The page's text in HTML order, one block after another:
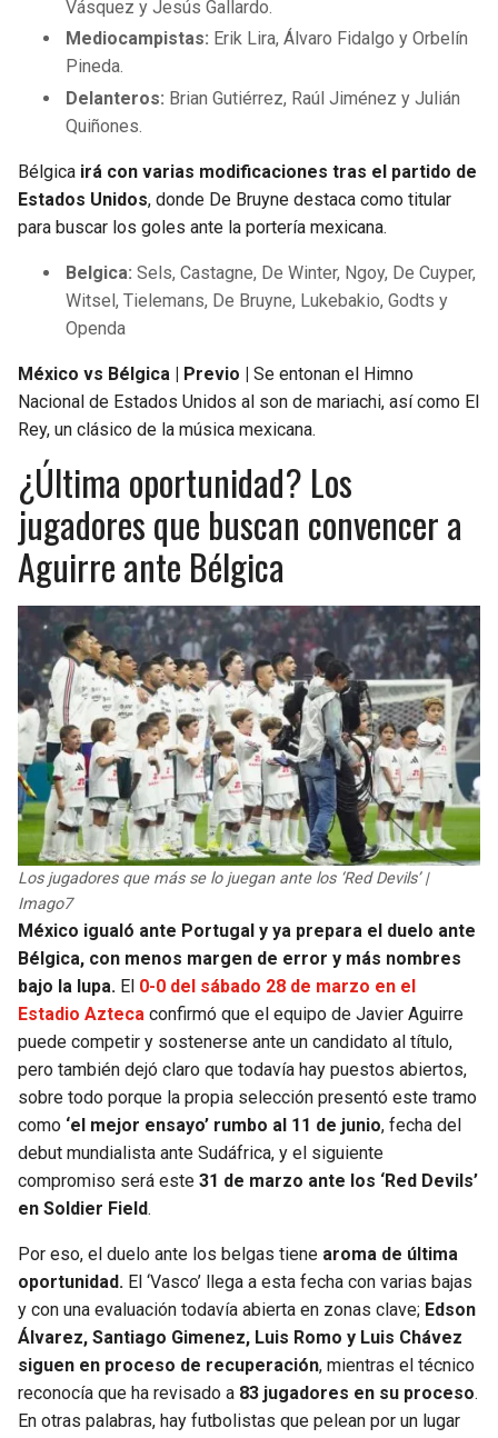
Vásquez y Jesús Gallardo.
Mediocampistas: Erik Lira, Álvaro Fidalgo y Orbelín
Pineda.
Delanteros: Brian Gutiérrez, Raúl Jiménez y Julián
Quiñones.
Bélgica irá con varias modificaciones tras el partido de
Estados Unidos, donde De Bruyne destaca como titular
para buscar los goles ante la portería mexicana.
Belgica: Sels, Castagne, De Winter, Ngoy, De Cuyper,
Witsel, Tielemans, De Bruyne, Lukebakio, Godts y
Openda
México vs Bélgica | Previo | Se entonan el Himno
Nacional de Estados Unidos al son de mariachi, así como El
Rey, un clásico de la música mexicana.
¿Última oportunidad? Los
jugadores que buscan convencer a
Aguirre ante Bélgica
Los jugadores que más se lo juegan ante los ‘Red Devils’ |
Imago7
México igualó ante Portugal y ya prepara el duelo ante
Bélgica, con menos margen de error y más nombres
bajo la lupa. El 0-0 del sábado 28 de marzo en el
Estadio Azteca confirmó que el equipo de Javier Aguirre
puede competir y sostenerse ante un candidato al título,
pero también dejó claro que todavía hay puestos abiertos,
sobre todo porque la propia selección presentó este tramo
como ‘el mejor ensayo’ rumbo al 11 de junio, fecha del
debut mundialista ante Sudáfrica, y el siguiente
compromiso será este 31 de marzo ante los ‘Red Devils’
en Soldier Field.
Por eso, el duelo ante los belgas tiene aroma de última
oportunidad. El ‘Vasco’ llega a esta fecha con varias bajas
y con una evaluación todavía abierta en zonas clave; Edson
Álvarez, Santiago Gimenez, Luis Romo y Luis Chávez
siguen en proceso de recuperación, mientras el técnico
reconocía que ha revisado a 83 jugadores en su proceso.
En otras palabras, hay futbolistas que pelean por un lugar